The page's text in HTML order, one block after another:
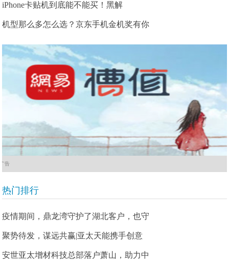
iPhone卡贴机到底能不能买！黑解
机型那么多怎么选？京东手机金机奖有你
广告
热门排行
疫情期间，鼎龙湾守护了湖北客户，也守
聚势待发，谋远共赢|亚太天能携手创意
安世亚太增材科技总部落户萧山，助力中